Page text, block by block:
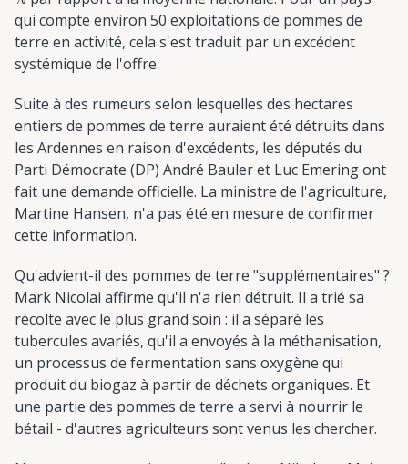
qui compte environ 50 exploitations de pommes de
terre en activité, cela s'est traduit par un excédent
systémique de l'offre.
Suite à des rumeurs selon lesquelles des hectares
entiers de pommes de terre auraient été détruits dans
les Ardennes en raison d'excédents, les députés du
Parti Démocrate (DP) André Bauler et Luc Emering ont
fait une demande officielle. La ministre de l'agriculture,
Martine Hansen, n'a pas été en mesure de confirmer
cette information.
Qu'advient-il des pommes de terre "supplémentaires" ?
Mark Nicolai affirme qu'il n'a rien détruit. Il a trié sa
récolte avec le plus grand soin : il a séparé les
tubercules avariés, qu'il a envoyés à la méthanisation,
un processus de fermentation sans oxygène qui
produit du biogaz à partir de déchets organiques. Et
une partie des pommes de terre a servi à nourrir le
bétail - d'autres agriculteurs sont venus les chercher.